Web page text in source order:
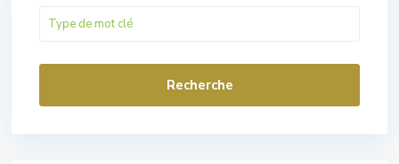
Recherche